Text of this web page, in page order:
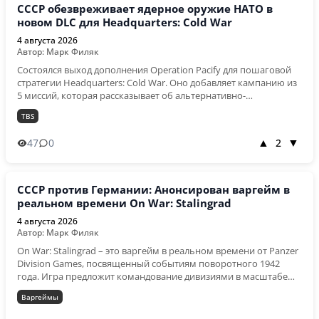
Шередин» - Отсеченный коготь — вид некрофагов, способный
восполнять свои потери только путём порабощения других
фракций. Превью новых фракций Кроме этого, обновление
привнесёт в игру новую основную фракцию – Формы песка
(Sandshapes). Это уже шестая по счёту фракция: она
представляет собой древнейшую цивилизацию планеты,
главной задачей которой является вернуть ей прежний,
песчаный вид. А также – новую минорную фракцию
Мангровый лес гармонии (The Mangrove of Harmony),
представители которой походят на морских звёзд. Все новые
механики.
СССР обезвреживает ядерное оружие НАТО в
новом DLC для Headquarters: Cold War
4 августа 2026
Автор: Марк Филяк
Состоялся выход дополнения Operation Pacify для пошаговой
стратегии Headquarters: Cold War. Оно добавляет кампанию из
5 миссий, которая рассказывает об альтернативно-
исторической операции «Умиротворение»: СССР предстоит
обезвредить ядерное оружие НАТО, находящееся в Северной
предлагает разнообразные задания, где игрокам, командуя
захватить и удержать ядерный объект. Operation Pacify также
добавляет по 8 новых юнитов для каждой фракции, включая
новый тип войск для игры: ПВО пехота со «Стрелой-3» и Stinger,
а также пехота с реактивными огнемётами.
TBS
47 0 ▲ 2 ▼
СССР против Германии: Анонсирован варгейм в
реальном времени On War: Stalingrad
4 августа 2026
Автор: Марк Филяк
On War: Stalingrad – это варгейм в реальном времени от Panzer
Division Games, посвященный событиям поворотного 1942
года. Игра предложит командование дивизиями в масштабе
операции. Несмотря на всю сложность реалистичной
симуляции боевых действий, разработчики обещают
Варгеймы